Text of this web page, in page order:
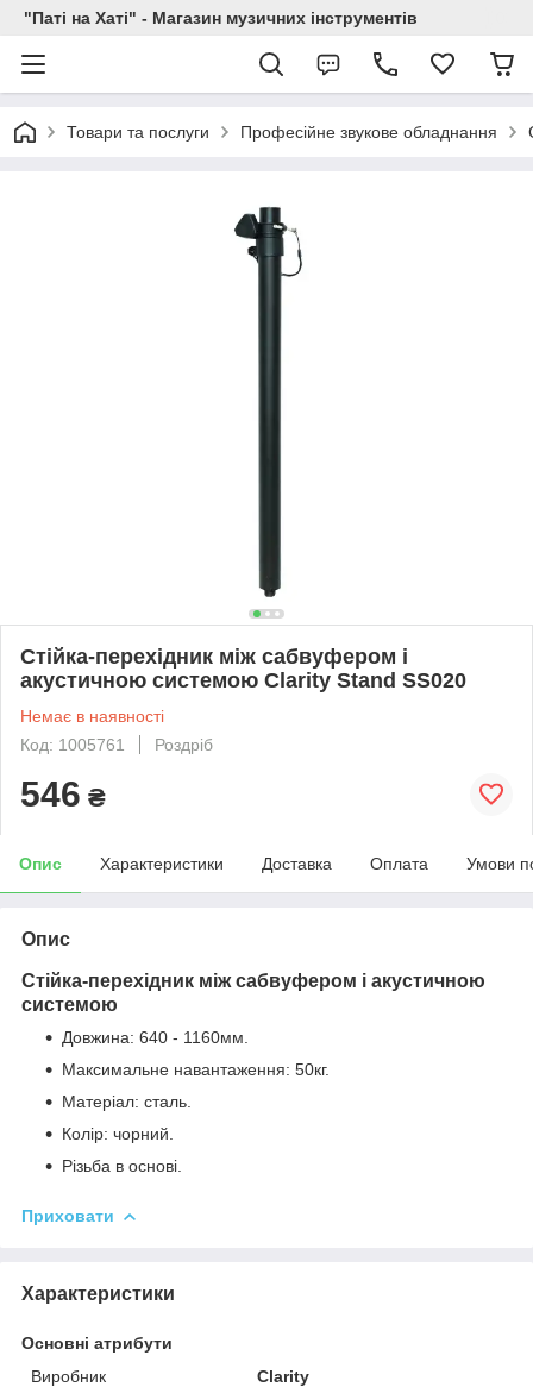
"Паті на Хаті" - Магазин музичних інструментів
Товари та послуги Професійне звукове обладнання
Стійка-перехідник між сабвуфером і
акустичною системою Clarity Stand SS020
Немає в наявності
Код: 1005761
Роздріб
546 ₴
Опис Характеристики Доставка Оплата Умови
Опис
Стійка-перехідник між сабвуфером і акустичною
системою
Довжина: 640 - 1160мм.
Максимальне навантаження: 50кг.
Матеріал: сталь.
Колір: чорний.
Різьба в основі.
Приховати
Характеристики
Основні атрибути
Виробник
Clarity